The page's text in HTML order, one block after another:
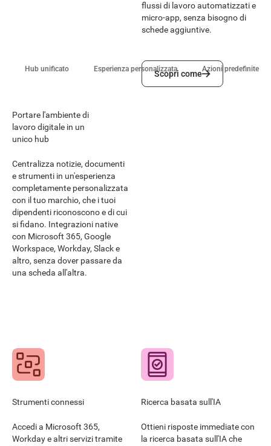
flussi di lavoro automatizzati e
micro-app, senza bisogno di
schede aggiuntive.
Scopri come
Scopri come
Hub unificato Esperienza personalizzata Azioni predefinite
Portare l'ambiente di
lavoro digitale in un
unico hub
Centralizza notizie, documenti
e strumenti in un'esperienza
completamente personalizzata
con il tuo marchio, che i tuoi
dipendenti riconoscono e di cui
si fidano. Integrazioni native
con Microsoft 365, Google
Workspace, Workday, Slack e
altro, senza dover passare da
una scheda all'altra.
Strumenti connessi
Accedi a Microsoft 365,
Workday e altri servizi tramite
Ricerca basata sull'IA
Ottieni risposte immediate con
la ricerca basata sull'IA che